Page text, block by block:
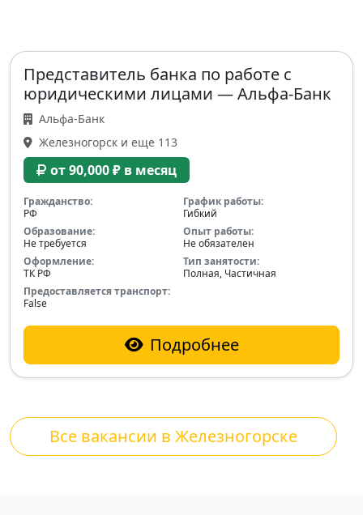
Представитель банка по работе с
юридическими лицами — Альфа-Банк
Альфа-Банк
Железногорск и еще 113
от 90,000 ₽ в месяц
Гражданство:
РФ
График работы:
Гибкий
Образование:
Не требуется
Опыт работы:
Не обязателен
Оформление:
ТК РФ
Тип занятости:
Полная, Частичная
Предоставляется транспорт:
False
Подробнее
Все вакансии в Железногорске